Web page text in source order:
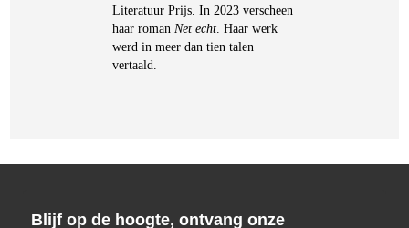
Literatuur Prijs. In 2023 verscheen
haar roman Net echt . Haar werk
werd in meer dan tien talen
vertaald.
Blijf op de hoogte, ontvang onze